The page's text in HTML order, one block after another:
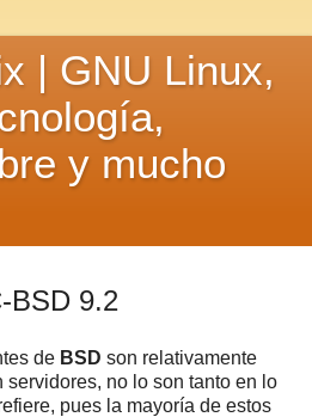
| GNU Linux,
y mucho
BSD 9.2
de BSD son relativamente
servidores, no lo son tanto en lo
pues la mayoría de estos